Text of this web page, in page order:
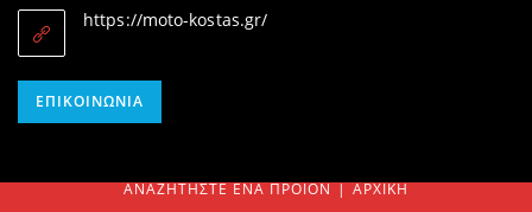
https://moto-kostas.gr/
ΕΠΙΚΟΙΝΩΝΊΑ
ΑΝΑΖΗΤΉΣΤΕ ΈΝΑ ΠΡΟΊΟΝ
SEARCH ΑΡΧΙΚΉ